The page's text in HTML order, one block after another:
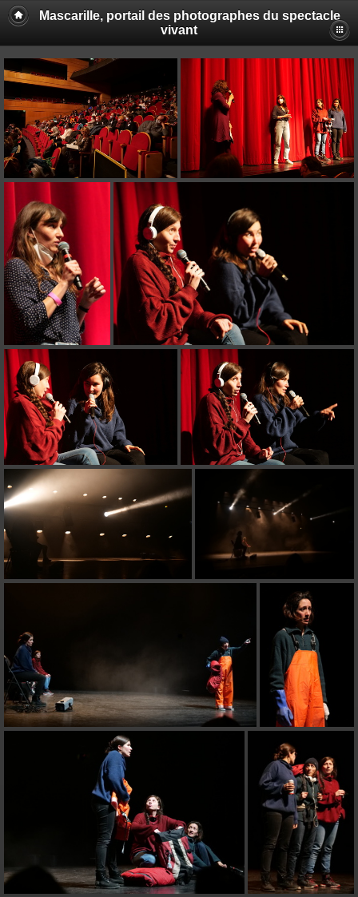
Mascarille, portail des photographes du spectacle
vivant